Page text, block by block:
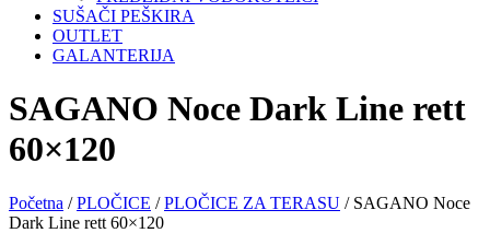
SUŠAČI PEŠKIRA
OUTLET
GALANTERIJA
SAGANO Noce Dark Line rett
60×120
Početna /PLOČICE /PLOČICE ZA TERASU / SAGANO Noce
Dark Line rett 60×120